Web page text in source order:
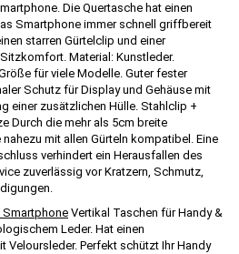
Die Quertasche hat einen
Smartphone immer schnell griffbereit
starren Gürtelclip und einer
Material: Kunstleder.
für viele Modelle. Guter fester
Schutz für Display und Gehäuse mit
einer zusätzlichen Hülle. Stahlclip +
Durch die mehr als 5cm breite
mit allen Gürteln kompatibel. Eine
verhindert ein Herausfallen des
zuverlässig vor Kratzern, Schmutz,
Smartphone Vertikal Taschen für Handy &
Leder. Hat einen
Veloursleder. Perfekt schützt Ihr Handy